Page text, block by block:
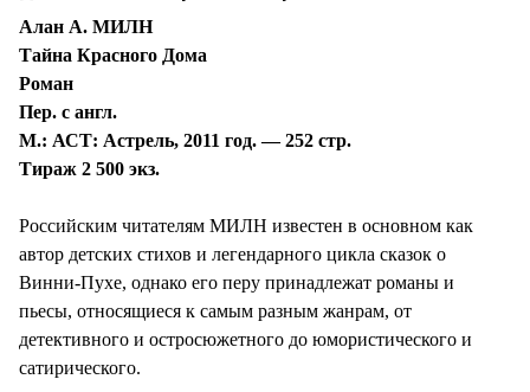
Алан А. МИЛН
Тайна Красного Дома
Роман
Пер. с англ.
М.: АСТ: Астрель, 2011 год. — 252 стр.
Тираж 2 500 экз.
Российским читателям МИЛН известен в основном как
автор детских стихов и легендарного цикла сказок о
Винни-Пухе, однако его перу принадлежат романы и
пьесы, относящиеся к самым разным жанрам, от
детективного и остросюжетного до юмористического и
сатирического.